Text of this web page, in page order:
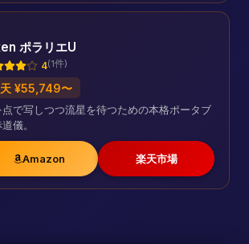
ポラリエU
4(1件)
¥55,749〜
点で写しつつ流星を待つための本格ポータブ
儀。
Amazon 楽天市場